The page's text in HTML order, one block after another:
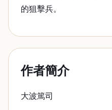
的狙擊兵。
作者簡介
大波篤司